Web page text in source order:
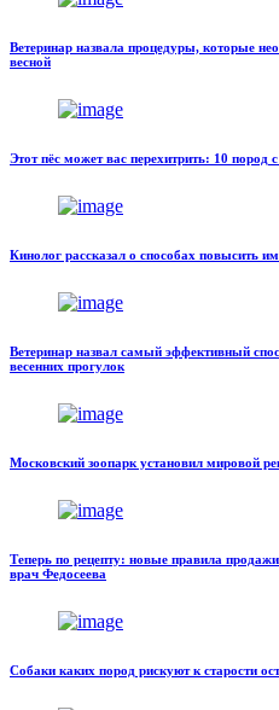
Ветеринар назвала процедуры, которые
весной
Этот пёс может вас перехитрить: 10
Кинолог рассказал о способах повысить
Ветеринар назвал самый эффективный
весенних прогулок
Московский зоопарк установил мировой
Теперь по рецепту: новые правила
врач Федосеева
Собаки каких пород рискуют к старости